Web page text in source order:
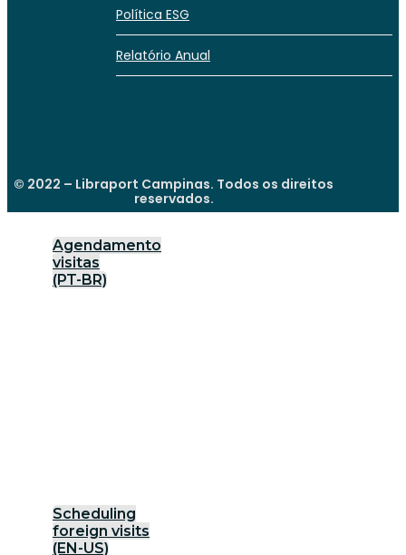
Política ESG
Relatório Anual
© 2022 – Libraport Campinas. Todos os direitos
reservados.
Agendamento
visitas
(PT-BR)
Scheduling
foreign visits
(EN-US)